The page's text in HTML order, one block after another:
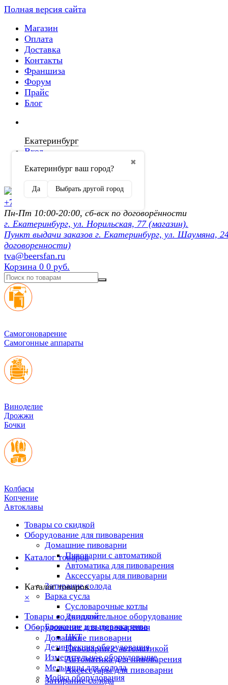
Полная версия сайта
Магазин
Оплата
Доставка
Контакты
Франшиза
Форум
Прайс
Блог
Екатеринбург
✖
Екатеринбург ваш город?
Да Выбрать другой город
Вход
Регистрация
+7 (902) 872-54-70
Пн-Пт 10:00-20:00, сб-вск по договорённости
г. Екатеринбург, ул. Норильская, 77 (магазин).
Пункт выдачи заказов г. Екатеринбург, ул. Шаумяна,
договоренности)
tva@beersfan.ru
Корзина 0 0 руб.
Cамогоноварение
Самогонные аппараты
Виноделие
Дрожжи
Бочки
Колбасы
Копчение
Автоклавы
Товары со скидкой
Оборудование для пивоварения
Домашние пивоварни
Пивоварни с автоматикой
Автоматика для пивоварения
Аксессуары для пивоварни
Затирание солода
Варка сусла
Cусловарочные котлы
Дополнительное оборудование
Брожение и выдержка пива
ЦКТ
Дезинфекция оборудования
Измерительное оборудование
Мельницы для солода
Мойка оборудования
Каталог товаров
Каталог товаров
×
Товары со скидкой
Оборудование для пивоварения
Домашние пивоварни
Пивоварни с автоматикой
Автоматика для пивоварения
Аксессуары для пивоварни
Затирание солода